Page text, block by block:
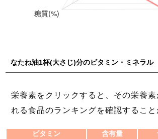
なたね油1杯(大さじ)分のビタミン・ミネラル
栄養素をクリックすると、その栄養素
れる食品のランキングを確認すること
ビタミン 含有量